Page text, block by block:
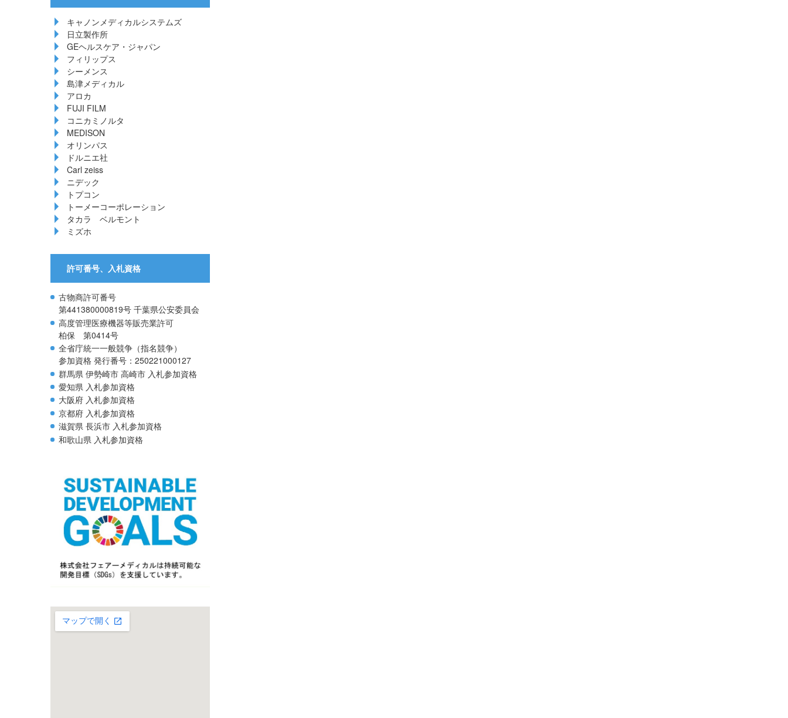
キャノンメディカルシステムズ
日立製作所
GEヘルスケア・ジャパン
フィリップス
シーメンス
島津メディカル
アロカ
FUJI FILM
コニカミノルタ
MEDISON
オリンパス
ドルニエ社
Carl zeiss
ニデック
トプコン
トーメーコーポレーション
タカラ ベルモント
ミズホ
許可番号、入札資格
古物商許可番号
第441380000819号 千葉県公安委員会
高度管理医療機器等販売業許可
柏保 第0414号
全省庁統一一般競争（指名競争）
参加資格 発行番号：250221000127
群馬県 伊勢崎市 高崎市 入札参加資格
愛知県 入札参加資格
大阪府 入札参加資格
京都府 入札参加資格
滋賀県 長浜市 入札参加資格
和歌山県 入札参加資格